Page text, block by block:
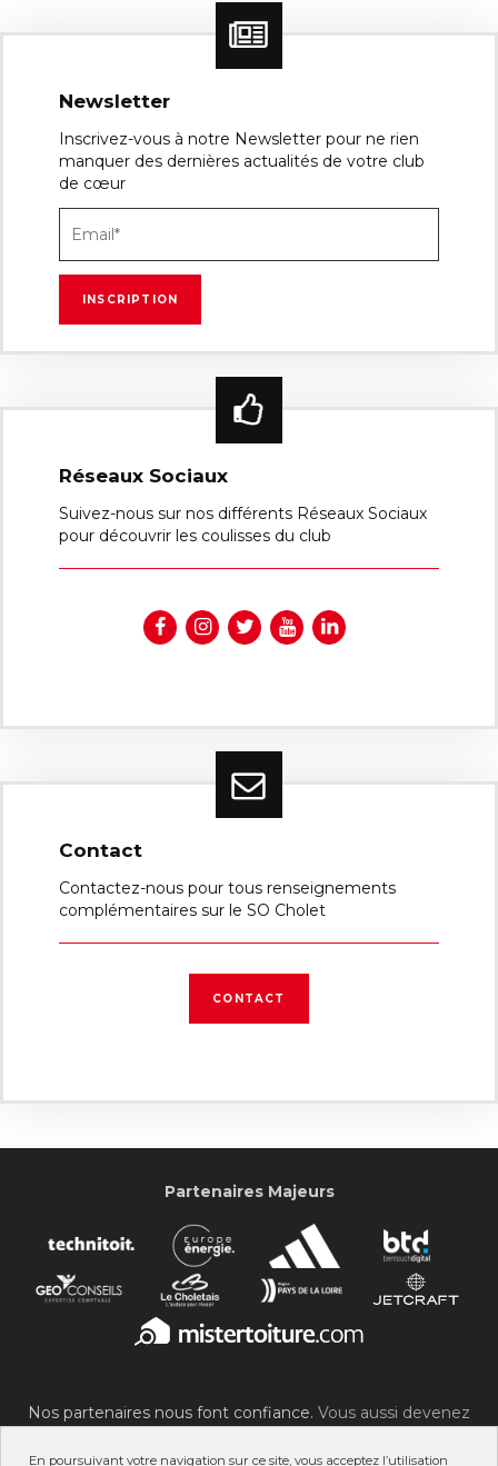
En poursuivant votre navigation sur ce site, vous acceptez l’utilisation
Newsletter
Inscrivez-vous à notre Newsletter pour ne rien
manquer des dernières actualités de votre club
de cœur
Réseaux Sociaux
Suivez-nous sur nos différents Réseaux Sociaux
pour découvrir les coulisses du club
Contact
Contactez-nous pour tous renseignements
complémentaires sur le SO Cholet
CONTACT
Partenaires Majeurs
Nos partenaires nous font confiance. Vous aussi devenez